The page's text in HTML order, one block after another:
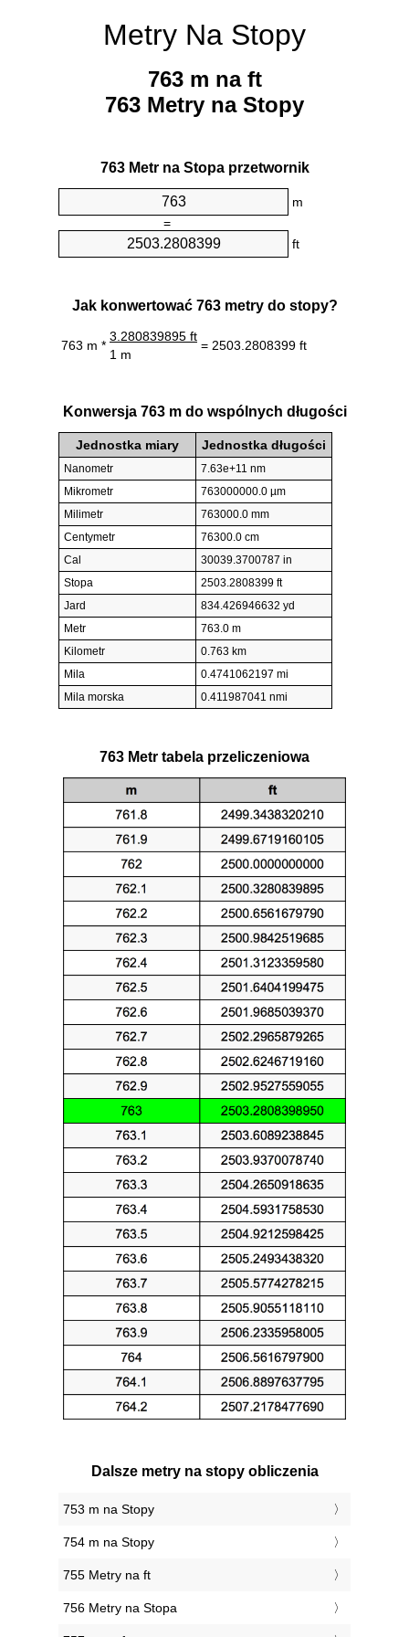
Metry Na Stopy
763 m na ft
763 Metry na Stopy
763 Metr na Stopa przetwornik
m
=
ft
Jak konwertować 763 metry do stopy?
763 m *
3.280839895 ft
= 2503.2808399 ft
1 m
Konwersja 763 m do wspólnych długości
Jednostka miary Jednostka długości
Nanometr
7.63e+11 nm
Mikrometr
763000000.0 µm
Milimetr
763000.0 mm
Centymetr
76300.0 cm
Cal
30039.3700787 in
Stopa
2503.2808399 ft
Jard
834.426946632 yd
Metr
763.0 m
Kilometr
0.763 km
Mila
0.4741062197 mi
Mila morska
0.411987041 nmi
763 Metr tabela przeliczeniowa
Dalsze metry na stopy obliczenia
753 m na Stopy
754 m na Stopy
755 Metry na ft
756 Metry na Stopa